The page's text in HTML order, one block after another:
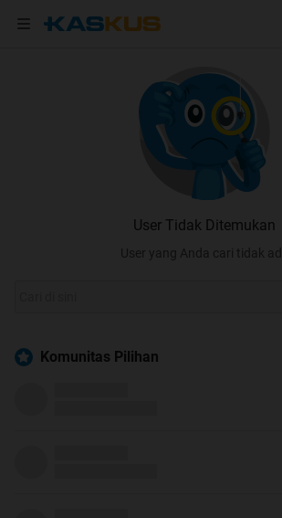
User Tidak Ditemukan
User yang Anda cari tidak
Komunitas Pilihan